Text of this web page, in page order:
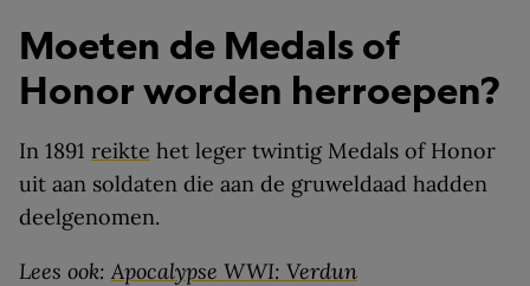
Moeten de Medals of
Honor worden herroepen?
In 1891 reikte het leger twintig Medals of Honor
uit aan soldaten die aan de gruweldaad hadden
deelgenomen.
Lees ook: Apocalypse WWI: Verdun